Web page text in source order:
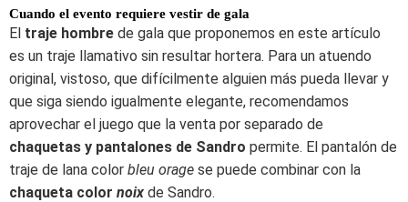
Cuando el evento requiere vestir de gala
El traje hombre de gala que proponemos en este artículo
es un traje llamativo sin resultar hortera. Para un atuendo
original, vistoso, que difícilmente alguien más pueda llevar y
que siga siendo igualmente elegante, recomendamos
aprovechar el juego que la venta por separado de
chaquetas y pantalones de Sandro permite. El pantalón de
traje de lana color bleu orage se puede combinar con la
chaqueta color noix de Sandro.